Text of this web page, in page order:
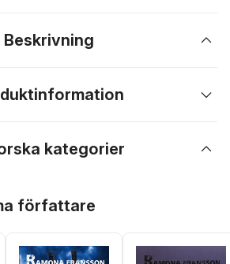
Beskrivning
kategorier
författare